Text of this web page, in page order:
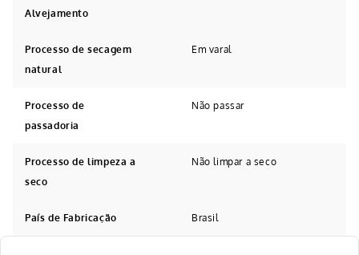
Alvejamento
Processo de secagem
natural
Em varal
Processo de
passadoria
Não passar
Processo de limpeza a
seco
Não limpar a seco
País de Fabricação Brasil